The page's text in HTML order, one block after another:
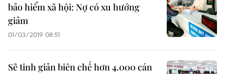
bảo hiểm xã hội: Nợ có xu hướng
giảm
01/03/2019 08:51
Sẽ tinh giản biên chế hơn 4.000 cán